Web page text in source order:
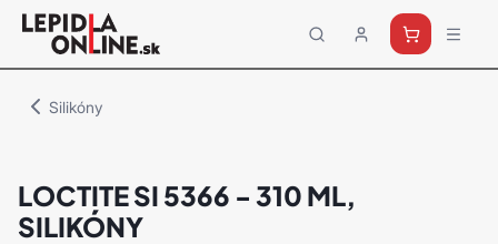
Priemyselné
lepidlá
Silikóny
LOCTITE SI 5366 - 310 ML,
SILIKÓNY